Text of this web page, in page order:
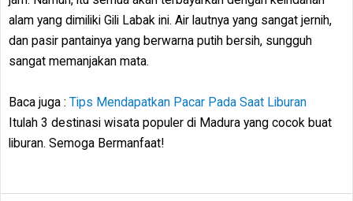
alam yang dimiliki Gili Labak ini. Air lautnya yang sangat jernih,
dan pasir pantainya yang berwarna putih bersih, sungguh
sangat memanjakan mata.
Baca juga : Tips Mendapatkan Pacar Pada Saat Liburan
Itulah 3 destinasi wisata populer di Madura yang cocok buat
liburan. Semoga Bermanfaat!